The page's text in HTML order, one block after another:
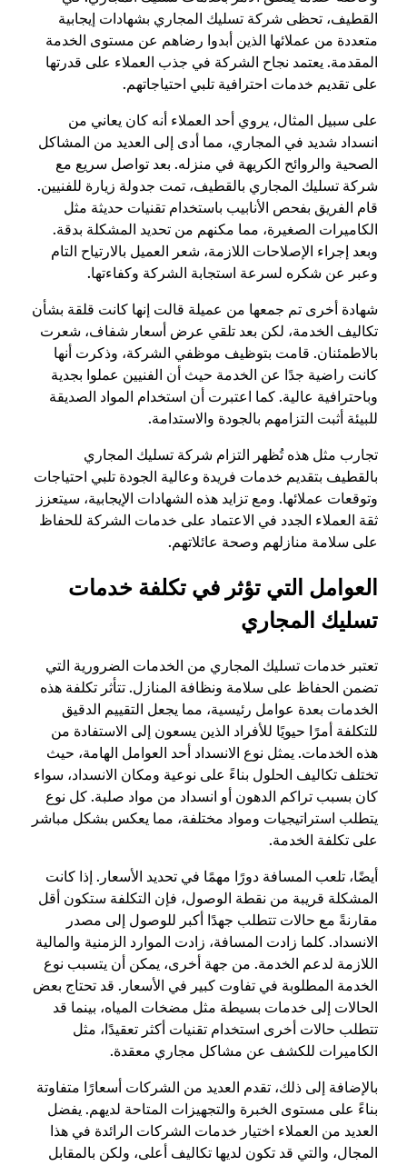
القطيف، تحظى شركة تسليك المجاري بشهادات إيجابية
متعددة من عملائها الذين أبدوا رضاهم عن مستوى الخدمة
المقدمة. يعتمد نجاح الشركة في جذب العملاء على قدرتها
على تقديم خدمات احترافية تلبي احتياجاتهم.
على سبيل المثال، يروي أحد العملاء أنه كان يعاني من
انسداد شديد في المجاري، مما أدى إلى العديد من المشاكل
الصحية والروائح الكريهة في منزله. بعد تواصل سريع مع
شركة تسليك المجاري بالقطيف، تمت جدولة زيارة للفنيين.
قام الفريق بفحص الأنابيب باستخدام تقنيات حديثة مثل
الكاميرات الصغيرة، مما مكنهم من تحديد المشكلة بدقة.
وبعد إجراء الإصلاحات اللازمة، شعر العميل بالارتياح التام
وعبر عن شكره لسرعة استجابة الشركة وكفاءتها.
شهادة أخرى تم جمعها من عميلة قالت إنها كانت قلقة بشأن
تكاليف الخدمة، لكن بعد تلقي عرض أسعار شفاف، شعرت
بالاطمئنان. قامت بتوظيف موظفي الشركة، وذكرت أنها
كانت راضية جدًا عن الخدمة حيث أن الفنيين عملوا بجدية
وباحترافية عالية. كما اعتبرت أن استخدام المواد الصديقة
للبيئة أثبت التزامهم بالجودة والاستدامة.
تجارب مثل هذه تُظهر التزام شركة تسليك المجاري
بالقطيف بتقديم خدمات فريدة وعالية الجودة تلبي احتياجات
وتوقعات عملائها. ومع تزايد هذه الشهادات الإيجابية، سيتعزز
ثقة العملاء الجدد في الاعتماد على خدمات الشركة للحفاظ
على سلامة منازلهم وصحة عائلاتهم.
العوامل التي تؤثر في تكلفة خدمات
تسليك المجاري
تعتبر خدمات تسليك المجاري من الخدمات الضرورية التي
تضمن الحفاظ على سلامة ونظافة المنازل. تتأثر تكلفة هذه
الخدمات بعدة عوامل رئيسية، مما يجعل التقييم الدقيق
للتكلفة أمرًا حيويًا للأفراد الذين يسعون إلى الاستفادة من
هذه الخدمات. يمثل نوع الانسداد أحد العوامل الهامة، حيث
تختلف تكاليف الحلول بناءً على نوعية ومكان الانسداد، سواء
كان بسبب تراكم الدهون أو انسداد من مواد صلبة. كل نوع
يتطلب استراتيجيات ومواد مختلفة، مما يعكس بشكل مباشر
على تكلفة الخدمة.
أيضًا، تلعب المسافة دورًا مهمًا في تحديد الأسعار. إذا كانت
المشكلة قريبة من نقطة الوصول، فإن التكلفة ستكون أقل
مقارنةً مع حالات تتطلب جهدًا أكبر للوصول إلى مصدر
الانسداد. كلما زادت المسافة، زادت الموارد الزمنية والمالية
اللازمة لدعم الخدمة. من جهة أخرى، يمكن أن يتسبب نوع
الخدمة المطلوبة في تفاوت كبير في الأسعار. قد تحتاج بعض
الحالات إلى خدمات بسيطة مثل مضخات المياه، بينما قد
تتطلب حالات أخرى استخدام تقنيات أكثر تعقيدًا، مثل
الكاميرات للكشف عن مشاكل مجاري معقدة.
بالإضافة إلى ذلك، تقدم العديد من الشركات أسعارًا متفاوتة
بناءً على مستوى الخبرة والتجهيزات المتاحة لديهم. يفضل
العديد من العملاء اختيار خدمات الشركات الرائدة في هذا
المجال، والتي قد تكون لديها تكاليف أعلى، ولكن بالمقابل